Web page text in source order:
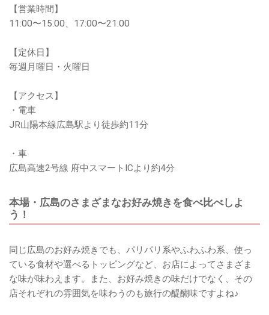
【営業時間】
11:00〜15:00、17:00〜21:00
【定休日】
毎週月曜日・火曜日
【アクセス】
・電車
JR山陽本線広島駅より徒歩約11分
・車
広島高速2号線 府中スマートICより約4分
本場・広島のさまざまなお好み焼きを食べ比べしよ
う！
同じ広島のお好み焼きでも、パリパリ系やふわふわ系、使っ
ている食材や選べるトッピングなど、お店によってさまざま
な味が味わえます。また、お好み焼きの味だけでなく、その
店それぞれの雰囲気を味わうのも旅行の醍醐味ですよね♪